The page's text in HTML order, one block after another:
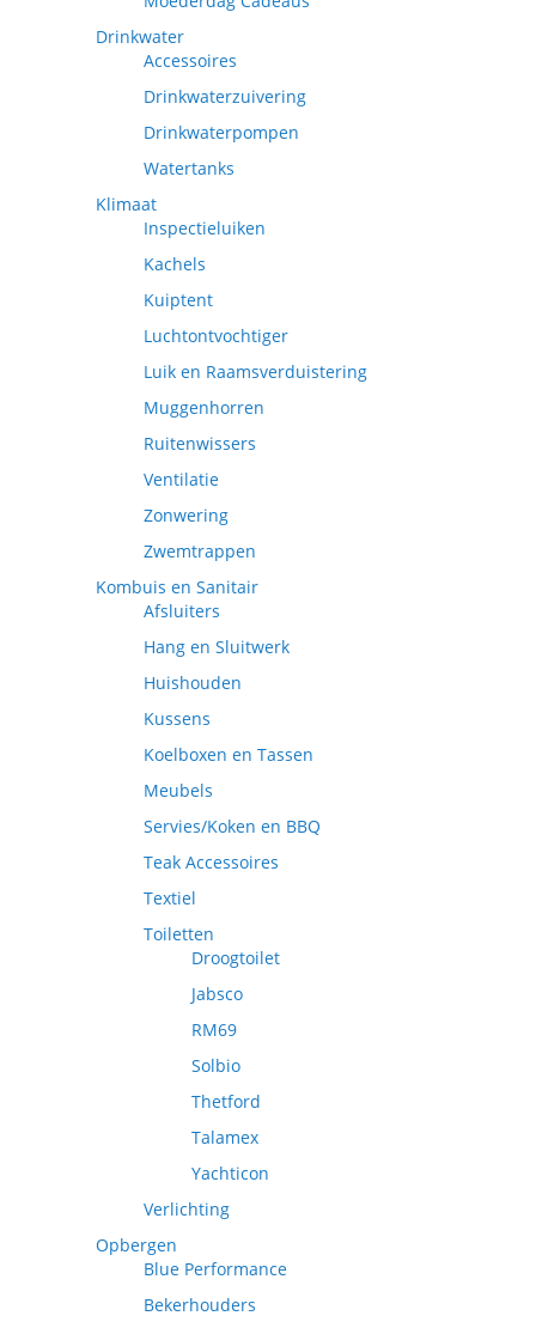
Drinkwater
Accessoires
Drinkwaterzuivering
Drinkwaterpompen
Watertanks
Klimaat
Inspectieluiken
Kachels
Kuiptent
Luchtontvochtiger
Luik en Raamsverduistering
Muggenhorren
Ruitenwissers
Ventilatie
Zonwering
Zwemtrappen
Kombuis en Sanitair
Afsluiters
Hang en Sluitwerk
Huishouden
Kussens
Koelboxen en Tassen
Meubels
Servies/Koken en BBQ
Teak Accessoires
Textiel
Toiletten
Droogtoilet
Jabsco
RM69
Solbio
Thetford
Talamex
Yachticon
Verlichting
Opbergen
Blue Performance
Bekerhouders